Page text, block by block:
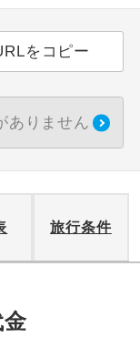
をコピー
ありません
旅行条件
2席利⽤できま